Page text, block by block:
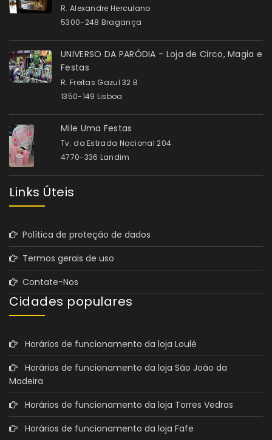
R. Alexandre Herculano
5300-248 Bragança
UNIVERSO DA PARÓDIA - Loja de Circo, Magia e
Festas
R. Freitas Gazul 32 B
1350-149 Lisboa
Mile Uma Festas
Tv. da Estrada Nacional 204
4770-336 Landim
Links Úteis
Política de proteção de dados
Termos gerais de uso
Contate-Nos
Cidades populares
Horários de funcionamento da loja Loulé
Horários de funcionamento da loja São João da
Madeira
Horários de funcionamento da loja Torres Vedras
Horários de funcionamento da loja Fafe